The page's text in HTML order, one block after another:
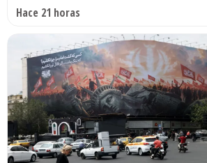
Hace 21 horas